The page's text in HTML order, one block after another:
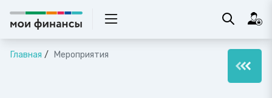
Главная Мероприятия